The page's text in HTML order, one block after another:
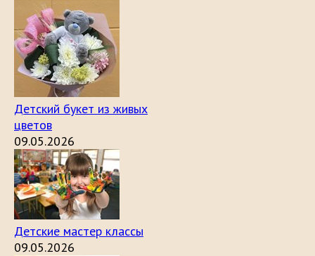
Детский букет из живых
цветов
09.05.2026
Детские мастер классы
09.05.2026